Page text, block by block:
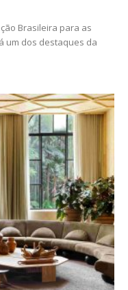
Brasileira para as
um dos destaques da